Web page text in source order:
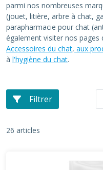
parmi nos nombreuses
(jouet, litière, arbre à chat,
parapharmacie pour chat
également visiter nos pages
Accessoires du chat, aux
à l'hygiène du chat.
Filtrer
26 articles